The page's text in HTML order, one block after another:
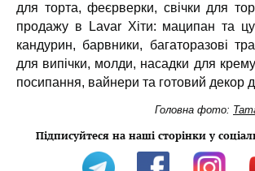
для торта, феєрверки, свічки для
продажу в Lavar Хіти: маципан та
кандурин, барвники, багаторазові
для випічки, молди, насадки для крему,
посипання, вайнери та готовий декор
Головна фото:
Підписуйтеся на наші сторінки у